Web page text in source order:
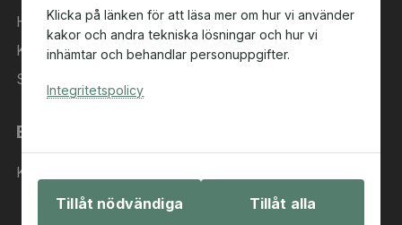
Klicka på länken för att läsa mer om hur vi använder
kakor och andra tekniska lösningar och hur vi
inhämtar och behandlar personuppgifter.
Integritetspolicy
Tillåt nödvändiga Tillåt alla
Hem
Kategorier
Sök i sortimentet
Behöver du hjälp?
Kontakta oss